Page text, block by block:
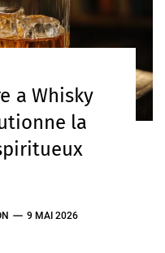
a Whisky
la
9 MAI 2026